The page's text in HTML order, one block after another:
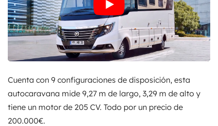
Cuenta con 9 configuraciones de disposición, esta
autocaravana mide 9,27 m de largo, 3,29 m de alto y
tiene un motor de 205 CV. Todo por un precio de
200.000€.